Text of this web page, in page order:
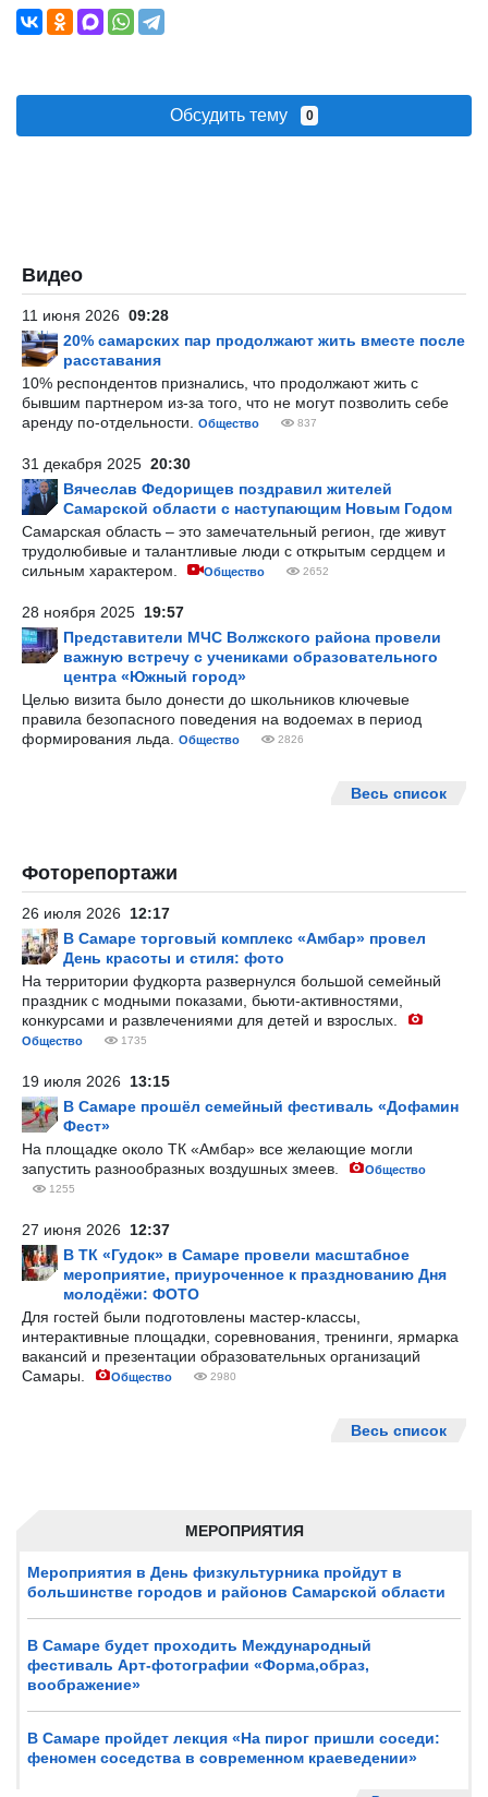
МЕРОПРИЯТИЯ
Мероприятия в День физкультурника пройдут в
большинстве городов и районов Самарской области
В Самаре будет проходить Международный
фестиваль Арт-фотографии «Форма,образ,
воображение»
В Самаре пройдет лекция «На пирог пришли соседи:
феномен соседства в современном краеведении»
Обсудить тему 0
Видео
11 июня 2026 09:28
20% самарских пар продолжают жить вместе после
расставания
10% респондентов признались, что продолжают жить с
бывшим партнером из-за того, что не могут позволить себе
аренду по-отдельности.
Общество 837
31 декабря 2025 20:30
Вячеслав Федорищев поздравил жителей
Самарской области с наступающим Новым Годом
Самарская область – это замечательный регион, где живут
трудолюбивые и талантливые люди с открытым сердцем и
сильным характером.
Общество 2652
28 ноября 2025 19:57
Представители МЧС Волжского района провели
важную встречу с учениками образовательного
центра «Южный город»
Целью визита было донести до школьников ключевые
правила безопасного поведения на водоемах в период
формирования льда.
Общество 2826
Весь список
Фоторепортажи
26 июля 2026 12:17
В Самаре торговый комплекс «Амбар» провел
День красоты и стиля: фото
На территории фудкорта развернулся большой семейный
праздник с модными показами, бьюти-активностями,
конкурсами и развлечениями для детей и взрослых.
Общество 1735
19 июля 2026 13:15
В Самаре прошёл семейный фестиваль «Дофамин
Фест»
На площадке около ТК «Амбар» все желающие могли
запустить разнообразных воздушных змеев.
Общество
1255
27 июня 2026 12:37
В ТК «Гудок» в Самаре провели масштабное
мероприятие, приуроченное к празднованию Дня
молодёжи: ФОТО
Для гостей были подготовлены мастер-классы,
интерактивные площадки, соревнования, тренинги, ярмарка
вакансий и презентации образовательных организаций
Самары.
Общество 2980
Весь список